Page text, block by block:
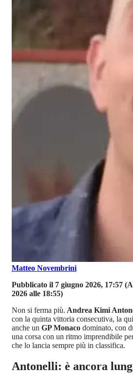
Matteo Novembrini
Pubblicato il 7 giugno 2026, 17:57
2026 alle 18:55)
Non si ferma più. Andrea Kimi
con la quinta vittoria consecutiva, la
anche un GP Monaco dominato, con
una corsa con un ritmo imprendibile
che lo lancia sempre più in classifica.
Antonelli: è ancora